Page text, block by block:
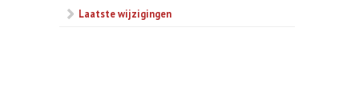
Laatste wijzigingen